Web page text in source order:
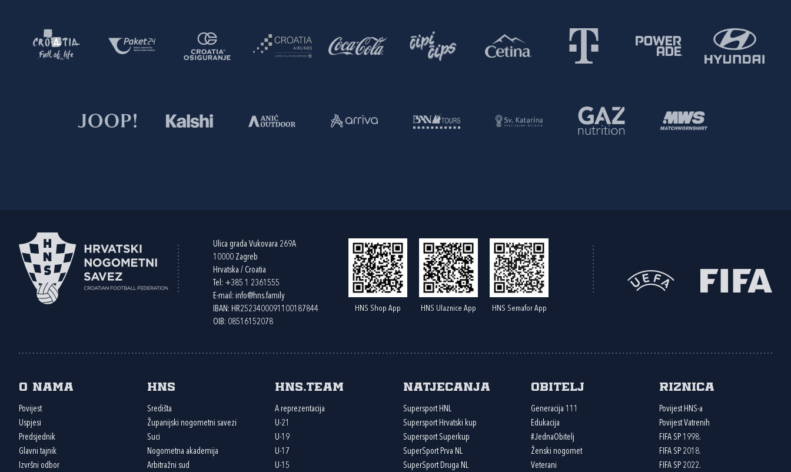
Ulica grada Vukovara 269A
10000 Zagreb
Hrvatska / Croatia
Tel: +385 1 2361555
E-mail: info@hns.family
IBAN: HR2523400091100187844
OIB: 08516152078
HNS Shop App HNS Ulaznice App HNS Semafor App
O nama
Povijest
Uspjesi
Predsjednik
Glavni tajnik
Izvršni odbor
HNS
Središta
Županijski nogometni savezi
Suci
Nogometna akademija
Arbitražni sud
HNS.team
A reprezentacija
U-21
U-19
U-17
U-15
Natjecanja
Supersport HNL
Supersport Hrvatski kup
Supersport Superkup
SuperSport Prva NL
SuperSport Druga NL
Obitelj
Generacija 111
Edukacija
#JednaObitelj
Ženski nogomet
Veterani
Riznica
Povijest HNS-a
Povijest Vatrenih
FIFA SP 1998.
FIFA SP 2018.
FIFA SP 2022.